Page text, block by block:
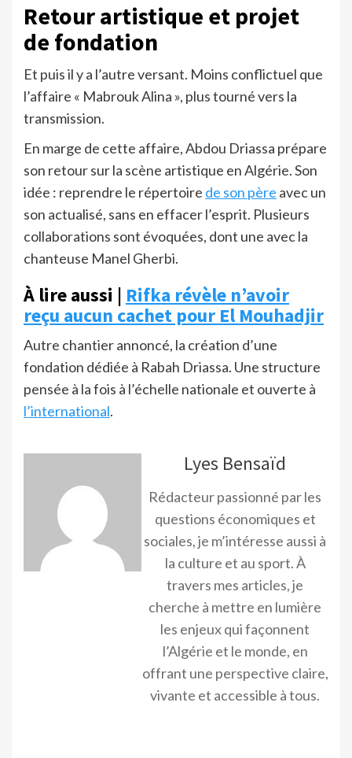
Retour artistique et projet
de fondation
Et puis il y a l’autre versant. Moins conflictuel que
l’affaire « Mabrouk Alina », plus tourné vers la
transmission.
En marge de cette affaire, Abdou Driassa prépare
son retour sur la scène artistique en Algérie. Son
idée : reprendre le répertoire de son père avec un
son actualisé, sans en effacer l’esprit. Plusieurs
collaborations sont évoquées, dont une avec la
chanteuse Manel Gherbi.
À lire aussi | Rifka révèle n’avoir
reçu aucun cachet pour El Mouhadjir
Autre chantier annoncé, la création d’une
fondation dédiée à Rabah Driassa. Une structure
pensée à la fois à l’échelle nationale et ouverte à
l’international.
Lyes Bensaïd
Rédacteur passionné par les
questions économiques et
sociales, je m’intéresse aussi à
la culture et au sport. À
travers mes articles, je
cherche à mettre en lumière
les enjeux qui façonnent
l’Algérie et le monde, en
offrant une perspective claire,
vivante et accessible à tous.